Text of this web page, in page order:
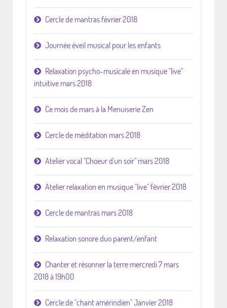
Cercle de mantras février 2018
Journée éveil musical pour les enfants
Relaxation psycho-musicale en musique "live"
intuitive mars 2018
Ce mois de mars à la Menuiserie Zen
Cercle de méditation mars 2018
Atelier vocal "Choeur d'un soir" mars 2018
Atelier relaxation en musique "live" février 2018
Cercle de mantras mars 2018
Relaxation sonore duo parent/enfant
Chanter et résonner la terre mercredi 7 mars
2018 à 19h00
Cercle de "chant amérindien" Janvier 2018